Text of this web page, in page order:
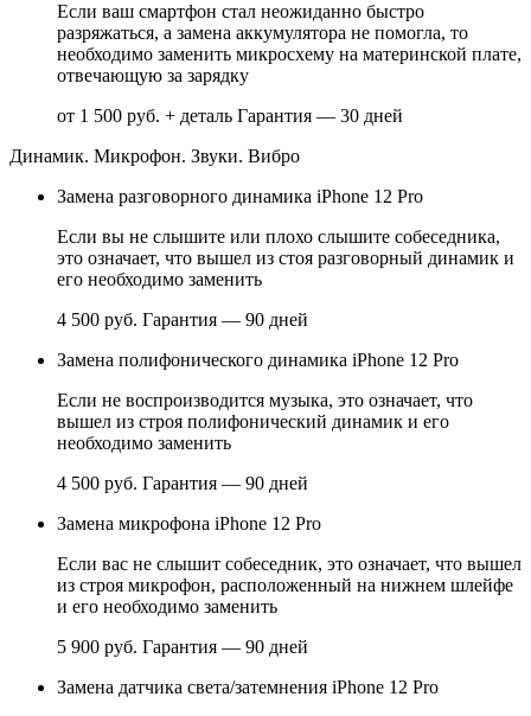
Если ваш смартфон стал неожиданно быстро
разряжаться, а замена аккумулятора не помогла, то
необходимо заменить микросхему на материнской плате,
отвечающую за зарядку
от 1 500 руб. + деталь Гарантия — 30 дней
Динамик. Микрофон. Звуки. Вибро
Замена разговорного динамика iPhone 12 Pro
Если вы не слышите или плохо слышите собеседника,
это означает, что вышел из стоя разговорный динамик и
его необходимо заменить
4 500 руб. Гарантия — 90 дней
Замена полифонического динамика iPhone 12 Pro
Если не воспроизводится музыка, это означает, что
вышел из строя полифонический динамик и его
необходимо заменить
4 500 руб. Гарантия — 90 дней
Замена микрофона iPhone 12 Pro
Если вас не слышит собеседник, это означает, что вышел
из строя микрофон, расположенный на нижнем шлейфе
и его необходимо заменить
5 900 руб. Гарантия — 90 дней
Замена датчика света/затемнения iPhone 12 Pro